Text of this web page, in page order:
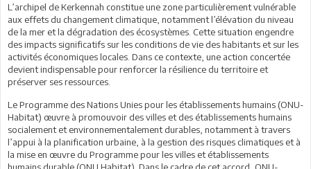
L’archipel de Kerkennah constitue une zone particulièrement vulnérable
aux effets du changement climatique, notamment l’élévation du niveau
de la mer et la dégradation des écosystèmes. Cette situation engendre
des impacts significatifs sur les conditions de vie des habitants et sur les
activités économiques locales. Dans ce contexte, une action concertée
devient indispensable pour renforcer la résilience du territoire et
préserver ses ressources.
Le Programme des Nations Unies pour les établissements humains (ONU-
Habitat) œuvre à promouvoir des villes et des établissements humains
socialement et environnementalement durables, notamment à travers
l’appui à la planification urbaine, à la gestion des risques climatiques et à
la mise en œuvre du Programme pour les villes et établissements